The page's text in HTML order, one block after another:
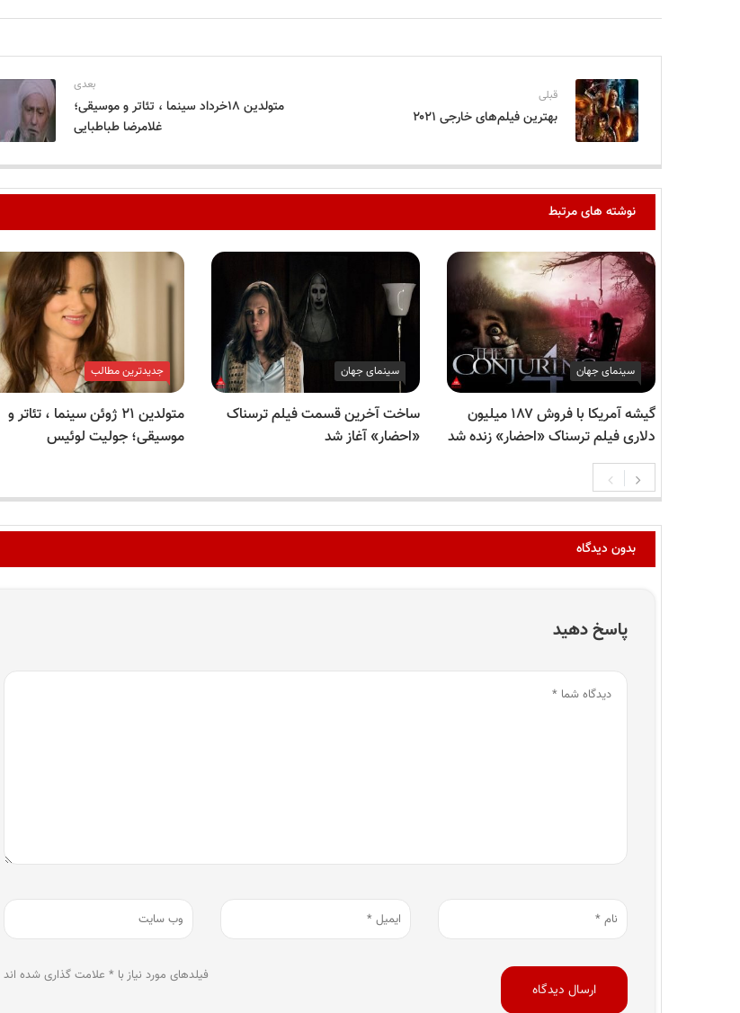
قبلی
بهترین فیلم‌های خارجی ۲۰۲۱
بعدی
متولدین ۱۸خرداد سینما ، تئاتر و موسیقی؛
غلامرضا طباطبایی
نوشته های مرتبط
سینمای جهان
گیشه آمریکا با فروش ۱۸۷ میلیون
دلاری فیلم ترسناک «احضار» زنده شد
سینمای جهان
ساخت آخرین قسمت فیلم ترسناک
«احضار» آغاز شد
جدیدترین مطالب
متولدین ۲۱ ژوئن سینما ، تئاتر و
موسیقی؛ جولیت لوئیس
بدون دیدگاه
پاسخ دهید
فیلدهای مورد نیاز با * علامت گذاری شده اند